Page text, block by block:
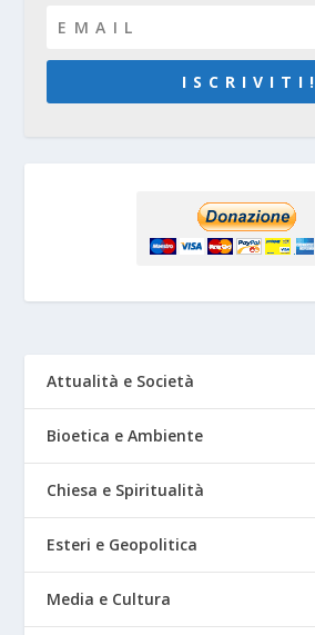
I S C R I V I T I !
Attualità e Società
Bioetica e Ambiente
Chiesa e Spiritualità
Esteri e Geopolitica
Media e Cultura